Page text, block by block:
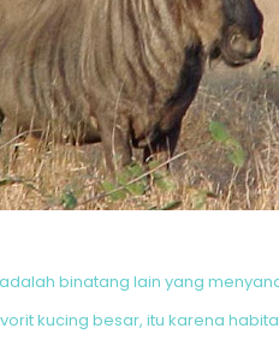
binatang lain yang
kucing besar, itu karena